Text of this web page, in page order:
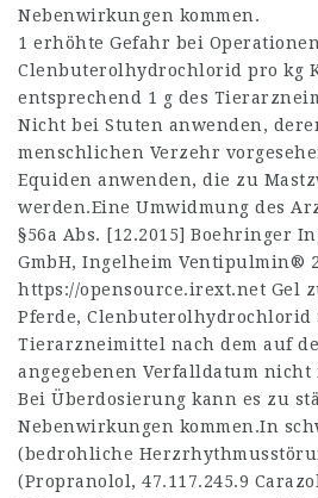
Nebenwirkungen kommen.
1 erhöhte Gefahr bei
Clenbuterolhydrochlorid pro kg
entsprechend 1 g des
Nicht bei Stuten anwenden,
menschlichen Verzehr
Equiden anwenden, die zu
werden.Eine Umwidmung des
§56a Abs. [12.2015] Boehringer
GmbH, Ingelheim Ventipulmin®
https://opensource.irext.net Gel
Pferde, Clenbuterolhydrochlorid
Tierarzneimittel nach dem auf
angegebenen Verfalldatum nicht
Bei Überdosierung kann es zu
Nebenwirkungen kommen.In
(bedrohliche
(Propranolol, 47.117.245.9